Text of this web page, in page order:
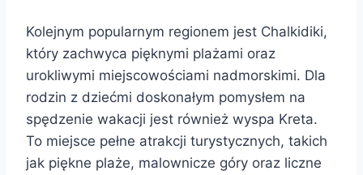
Kolejnym popularnym regionem jest Chalkidiki,
który zachwyca pięknymi plażami oraz
urokliwymi miejscowościami nadmorskimi. Dla
rodzin z dziećmi doskonałym pomysłem na
spędzenie wakacji jest również wyspa Kreta.
To miejsce pełne atrakcji turystycznych, takich
jak piękne plaże, malownicze góry oraz liczne